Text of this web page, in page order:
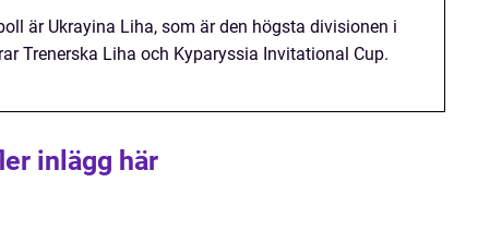
är Ukrayina Liha, som är den högsta divisionen i
Trenerska Liha och Kyparyssia Invitational Cup.
inlägg här